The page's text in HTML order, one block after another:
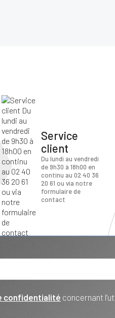
Service
client
Du lundi au vendredi
de 9h30 à 18h00 en
continu au 02 40 36
20 61 ou via notre
formulaire de
contact
confidentialité concernant